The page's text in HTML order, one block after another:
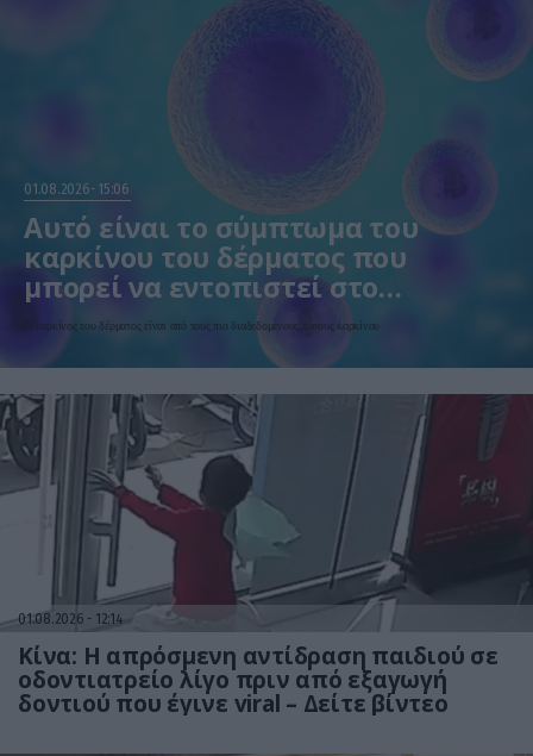
01.08.2026 15:06
Αυτό είναι το σύμπτωμα του
καρκίνου του δέρματος που
μπορεί να εντοπιστεί στο
κομμωτήριο! – Τι δείχνει νέα
έρευνα
Ο καρκίνος του δέρματος είναι από τους πιο διαδεδομένους τύπους καρκίνου
01.08.2026 12:14
Κίνα: Η απρόσμενη αντίδραση παιδιού σε
οδοντιατρείο λίγο πριν από εξαγωγή
δοντιού που έγινε viral – Δείτε βίντεο